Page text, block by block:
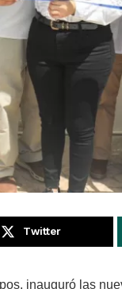
Twitter
inauguró las